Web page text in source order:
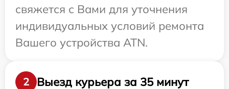
свяжется с Вами для уточнения
индивидуальных условий ремонта
Вашего устройства ATN.
2 Выезд курьера за 35 минут